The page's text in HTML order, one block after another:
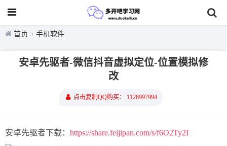
首页 > 手机软件
安卓先驱者-微信抖音虚拟定位-位置模拟修
改
点击复制QQ购买： 1126997994
安卓先驱者下载： https://share.feijipan.com/s/f6O2Ty2I